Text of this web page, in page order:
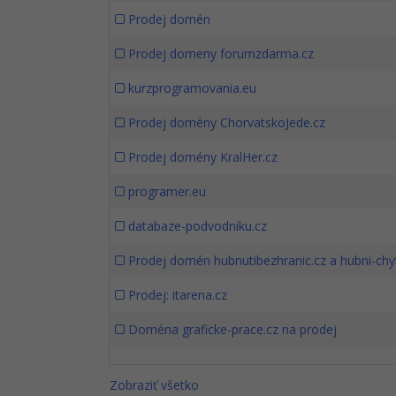
Prodej domén
Prodej domeny forumzdarma.cz
kurzprogramovania.eu
Prodej domény ChorvatskoJede.cz
Prodej domény KralHer.cz
programer.eu
databaze-podvodniku.cz
Prodej domén hubnutibezhranic.cz a hubni-
Prodej: itarena.cz
Doména graficke-prace.cz na prodej
Zobraziť všetko